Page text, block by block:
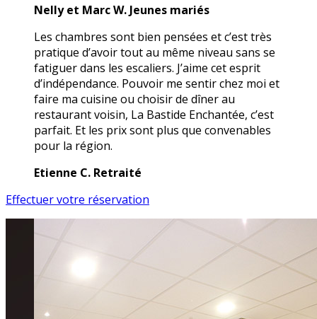
Nelly et Marc W. Jeunes mariés
Les chambres sont bien pensées et c’est très
pratique d’avoir tout au même niveau sans se
fatiguer dans les escaliers. J’aime cet esprit
d’indépendance. Pouvoir me sentir chez moi et
faire ma cuisine ou choisir de dîner au
restaurant voisin, La Bastide Enchantée, c’est
parfait. Et les prix sont plus que convenables
pour la région.
Etienne C. Retraité
Effectuer votre réservation